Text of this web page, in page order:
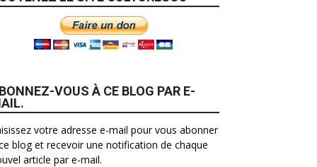
VOUS À CE BLOG PAR E-
votre adresse e-mail pour vous abonner
blog et recevoir une notification de chaque
article par e-mail.